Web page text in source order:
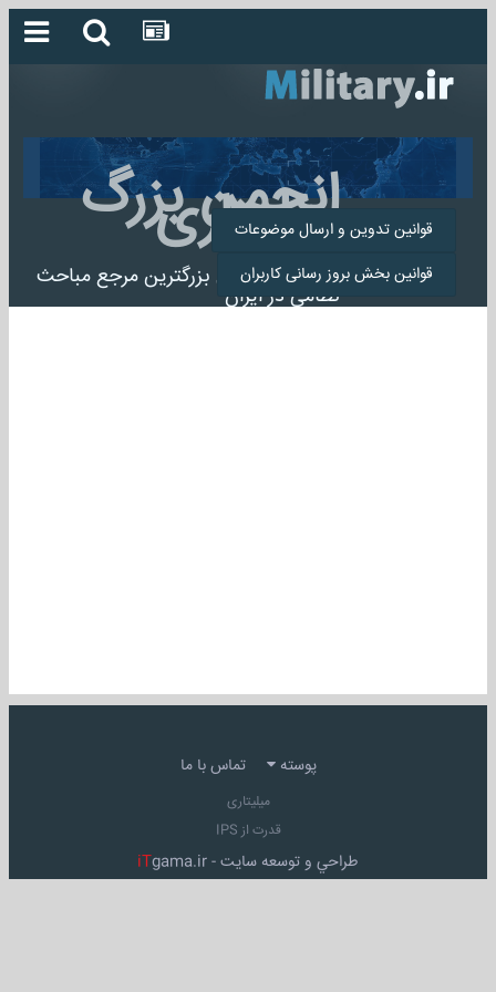
انجمن بزرگ
میلیتاری
انجمن میلیتاری بزرگترین مرجع مباحث
نظامی در ایران
قوانین تدوین و ارسال موضوعات
قوانین بخش بروز رسانی کاربران
پوسته تماس با ما
میلیتاری
قدرت از IPS
طراحي و توسعه سايت - iTgama.ir